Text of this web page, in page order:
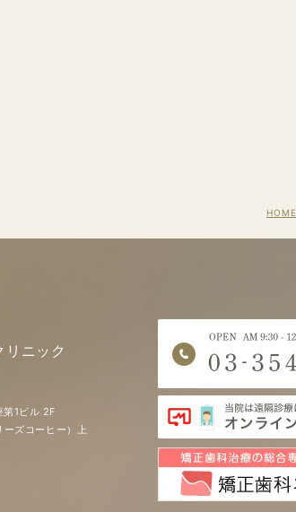
HOME
ニック
1ビル 2F
ズコーヒー）上